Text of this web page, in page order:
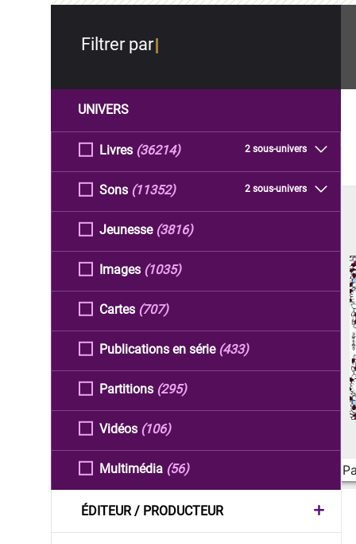
Filtrer par
UNIVERS
Livres 2 sous-univers
(36214)
Sons 2 sous-univers
(11352)
Jeunesse (3816)
Images (1035)
Cartes (707)
Publications en série (433)
Partitions (295)
Vidéos (106)
Multimédia (56)
ÉDITEUR / PRODUCTEUR